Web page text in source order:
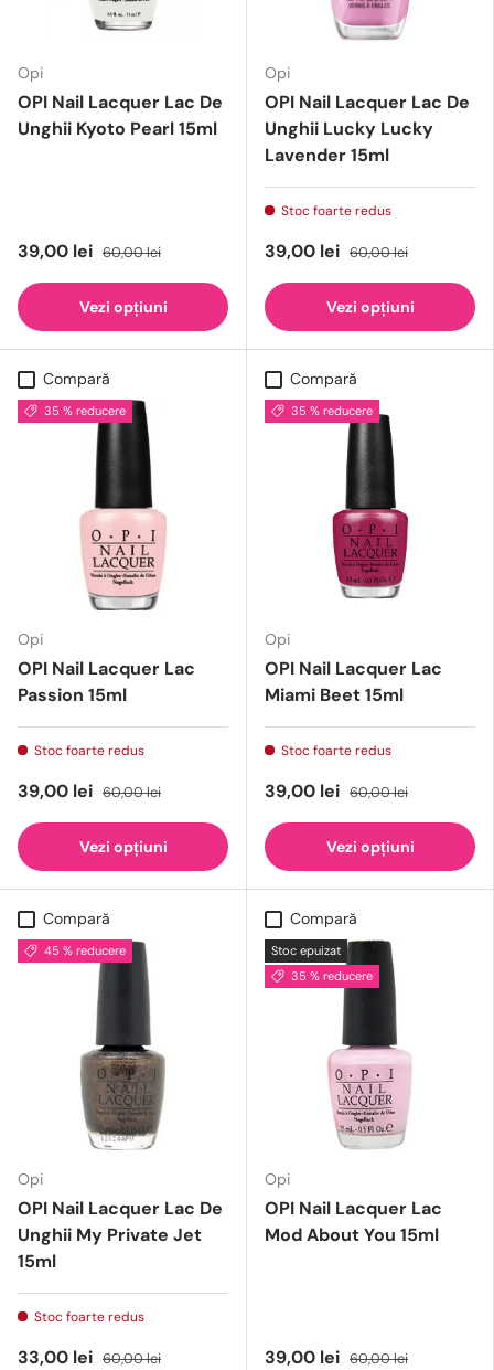
Opi
OPI Nail Lacquer Lac De
Unghii Kyoto Pearl 15ml
39,00 lei 60,00 lei
Vezi opțiuni
Opi
OPI Nail Lacquer Lac De
Unghii Lucky Lucky
Lavender 15ml
Stoc foarte redus
39,00 lei 60,00 lei
Vezi opțiuni
Compară
35 % reducere
Opi
OPI Nail Lacquer Lac
Passion 15ml
Stoc foarte redus
39,00 lei 60,00 lei
Vezi opțiuni
Compară
35 % reducere
Opi
OPI Nail Lacquer Lac
Miami Beet 15ml
Stoc foarte redus
39,00 lei 60,00 lei
Vezi opțiuni
Compară
45 % reducere
Opi
OPI Nail Lacquer Lac De
Unghii My Private Jet
15ml
Stoc foarte redus
33,00 lei 60,00 lei
Compară
Stoc epuizat
35 % reducere
Opi
OPI Nail Lacquer Lac
Mod About You 15ml
39,00 lei 60,00 lei